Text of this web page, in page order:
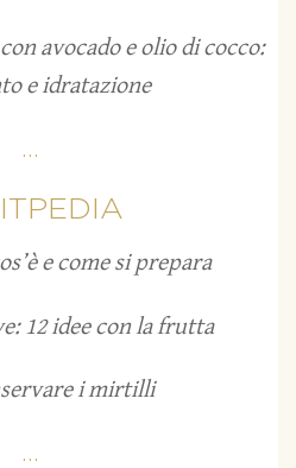
avocado e olio di cocco:
e idratazione
...
e come si prepara
12 idee con la frutta
i mirtilli
...